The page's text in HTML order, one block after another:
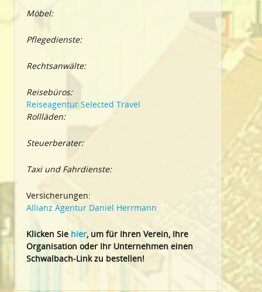
Möbel:
Pflegedienste:
Rechtsanwälte:
Reisebüros:
Reiseagentur Selected Travel
Rollläden:
Steuerberater:
Taxi und Fahrdienste:
Versicherungen:
Allianz Agentur Daniel Herrmann
Klicken Sie hier, um für Ihren Verein, Ihre
Organisation oder Ihr Unternehmen einen
Schwalbach-Link zu bestellen!